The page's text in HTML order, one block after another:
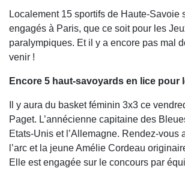
Localement 15 sportifs de Haute-Savoie
engagés à Paris, que ce soit pour les
paralympiques. Et il y a encore pas mal
venir !
Encore 5 haut-savoyards en lice pour
Il y aura du basket féminin 3x3 ce
Paget. L’annécienne capitaine des
Etats-Unis et l’Allemagne. Rendez-vous
l’arc et la jeune Amélie Cordeau
Elle est engagée sur le concours par